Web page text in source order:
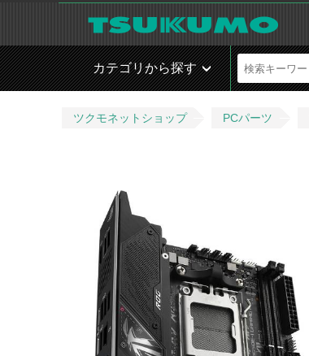
カテゴリから探す
ツクモネットショップ PCパーツ